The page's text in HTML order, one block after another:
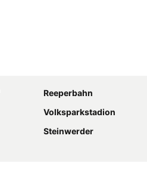
Reeperbahn
Volksparkstadion
Steinwerder